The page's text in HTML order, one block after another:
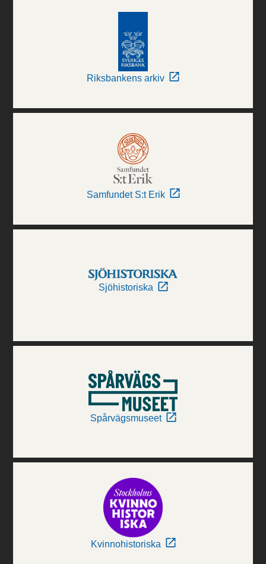
Riksbankens arkiv
Samfundet S:t Erik
Sjöhistoriska
Spårvägsmuseet
Kvinnohistoriska